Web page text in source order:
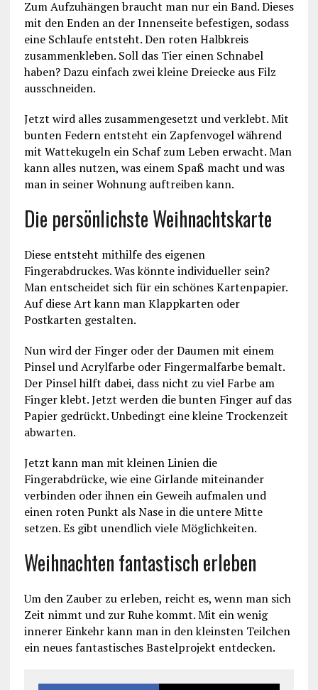
Zum Aufzuhängen braucht man nur ein Band. Dieses
mit den Enden an der Innenseite befestigen, sodass
eine Schlaufe entsteht. Den roten Halbkreis
zusammenkleben. Soll das Tier einen Schnabel
haben? Dazu einfach zwei kleine Dreiecke aus Filz
ausschneiden.
Jetzt wird alles zusammengesetzt und verklebt. Mit
bunten Federn entsteht ein Zapfenvogel während
mit Wattekugeln ein Schaf zum Leben erwacht. Man
kann alles nutzen, was einem Spaß macht und was
man in seiner Wohnung auftreiben kann.
Die persönlichste Weihnachtskarte
Diese entsteht mithilfe des eigenen
Fingerabdruckes. Was könnte individueller sein?
Man entscheidet sich für ein schönes Kartenpapier.
Auf diese Art kann man Klappkarten oder
Postkarten gestalten.
Nun wird der Finger oder der Daumen mit einem
Pinsel und Acrylfarbe oder Fingermalfarbe bemalt.
Der Pinsel hilft dabei, dass nicht zu viel Farbe am
Finger klebt. Jetzt werden die bunten Finger auf das
Papier gedrückt. Unbedingt eine kleine Trockenzeit
abwarten.
Jetzt kann man mit kleinen Linien die
Fingerabdrücke, wie eine Girlande miteinander
verbinden oder ihnen ein Geweih aufmalen und
einen roten Punkt als Nase in die untere Mitte
setzen. Es gibt unendlich viele Möglichkeiten.
Weihnachten fantastisch erleben
Um den Zauber zu erleben, reicht es, wenn man sich
Zeit nimmt und zur Ruhe kommt. Mit ein wenig
innerer Einkehr kann man in den kleinsten Teilchen
ein neues fantastisches Bastelprojekt entdecken.